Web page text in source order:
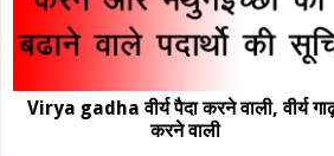
Virya gadha वीर्य पैदा करने वाली, वीर्य
करने वाली